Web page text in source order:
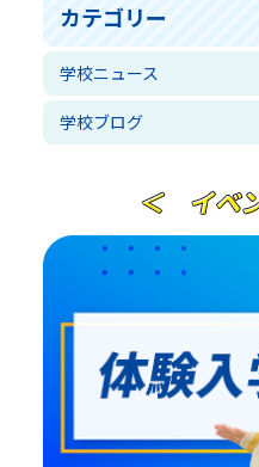
カテゴリー
学校ニュース
学校ブログ